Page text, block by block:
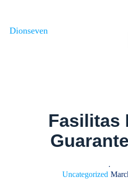
content
Dionseven
Fasilitas
Uncategorized
·